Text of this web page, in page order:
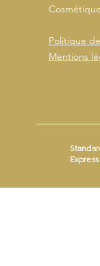
Politique
Mentions